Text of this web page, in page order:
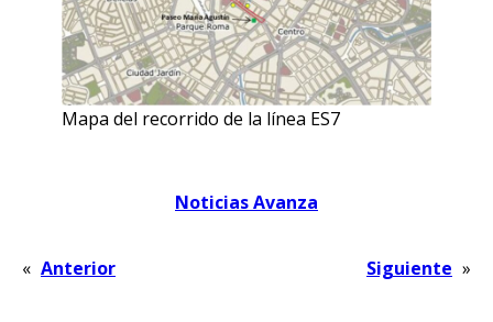
Mapa del recorrido de la línea ES7
Noticias Avanza
« Anterior Siguiente »